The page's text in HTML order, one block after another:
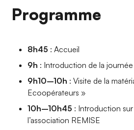
Programme
8h45 : Accueil
9h : Introduction de la journée
9h10–10h : Visite de la
Ecoopérateurs »
10h–10h45 : Introduction
l’association REMISE